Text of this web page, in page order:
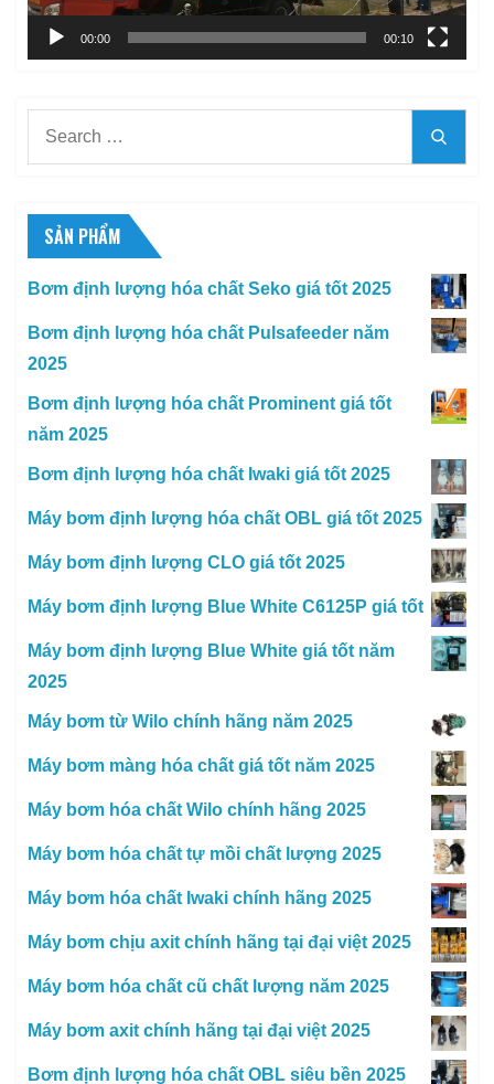
00:00 00:10
SẢN PHẨM
Bơm định lượng hóa chất Seko giá tốt 2025
Bơm định lượng hóa chất Pulsafeeder năm
2025
Bơm định lượng hóa chất Prominent giá tốt
năm 2025
Bơm định lượng hóa chất Iwaki giá tốt 2025
Máy bơm định lượng hóa chất OBL giá tốt 2025
Máy bơm định lượng CLO giá tốt 2025
Máy bơm định lượng Blue White C6125P giá tốt
Máy bơm định lượng Blue White giá tốt năm
2025
Máy bơm từ Wilo chính hãng năm 2025
Máy bơm màng hóa chất giá tốt năm 2025
Máy bơm hóa chất Wilo chính hãng 2025
Máy bơm hóa chất tự mồi chất lượng 2025
Máy bơm hóa chất Iwaki chính hãng 2025
Máy bơm chịu axit chính hãng tại đại việt 2025
Máy bơm hóa chất cũ chất lượng năm 2025
Máy bơm axit chính hãng tại đại việt 2025
Bơm định lượng hóa chất OBL siêu bền 2025